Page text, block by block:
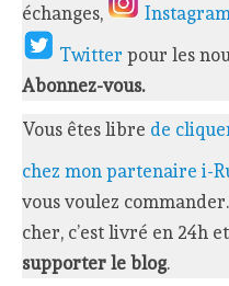
échanges,
Twitterpour les
Abonnez-vous.
Vous êtes libre de
chez mon partenaire i-
vous voulez
cher, c’est livré en 24h
supporter le blog.